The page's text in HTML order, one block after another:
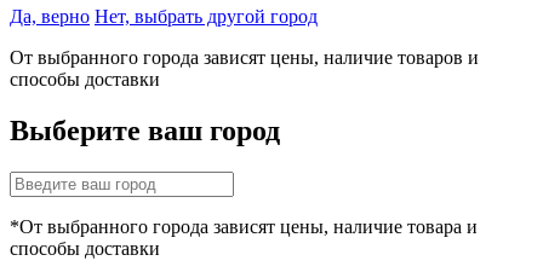
Да, верно Нет, выбрать другой город
От выбранного города зависят цены, наличие товаров и
способы доставки
Выберите ваш город
*От выбранного города зависят цены, наличие товара и
способы доставки